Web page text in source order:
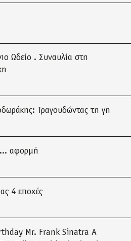
Ωδείο . Συναυλία στη
Τραγουδώντας τη γη
αφορμή
4 εποχές
Mr. Frank Sinatra A